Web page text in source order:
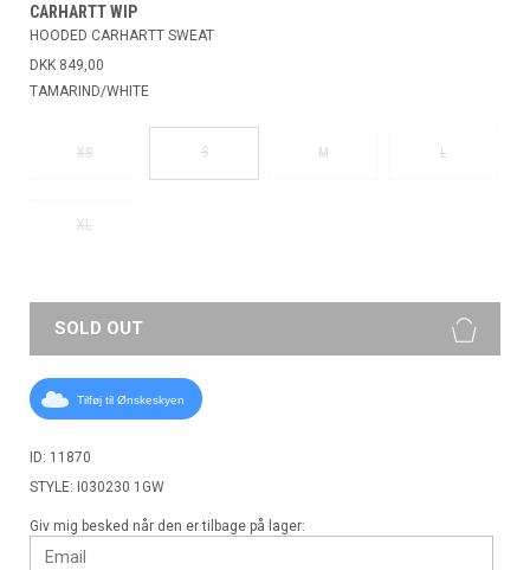
CARHARTT WIP
HOODED CARHARTT SWEAT
DKK 849,00
TAMARIND/WHITE
XS S M L
XL
SOLD OUT
Tilføj til Ønskeskyen
ID: 11870
STYLE: I030230 1GW
Giv mig besked når den er tilbage på lager: